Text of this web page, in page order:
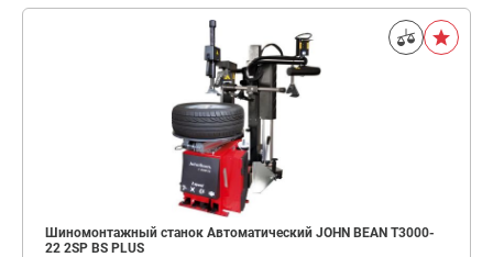
Шиномонтажный станок Автоматический JOHN BEAN T3000-
22 2SP BS PLUS